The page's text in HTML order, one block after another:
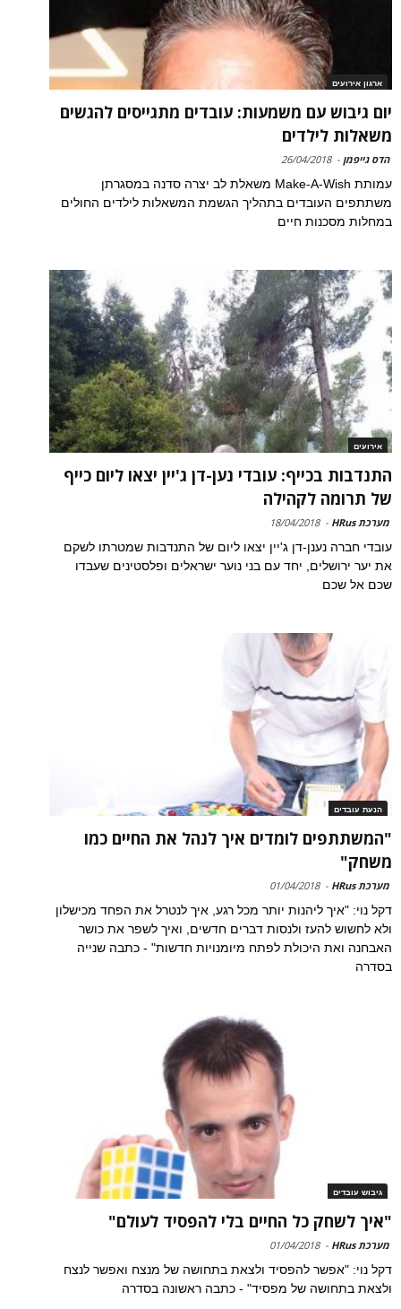
ארגון אירועים
יום גיבוש עם משמעות: עובדים מתגייסים להגשים
משאלות לילדים
הדס גייפמן -
26/04/2018
עמותת Make-A-Wish משאלת לב יצרה סדנה במסגרתן
משתתפים העובדים בתהליך הגשמת המשאלות לילדים החולים
במחלות מסכנות חיים
אירועים
התנדבות בכייף: עובדי נען-דן ג'יין יצאו ליום כייף
של תרומה לקהילה
מערכת HRus -
18/04/2018
עובדי חברה נענן-דן ג'יין יצאו ליום של התנדבות שמטרתו לשקם
את יער ירושלים, יחד עם בני נוער ישראלים ופלסטינים שעבדו
שכם אל שכם
הנעת עובדים
"המשתתפים לומדים איך לנהל את החיים כמו
משחק"
מערכת HRus -
01/04/2018
דקל נוי: "איך ליהנות יותר מכל רגע, איך לנטרל את הפחד מכישלון
ולא לחשוש להעז ולנסות דברים חדשים, ואיך לשפר את כושר
האבחנה ואת היכולת לפתח מיומנויות חדשות" - כתבה שנייה
בסדרה
גיבוש עובדים
"איך לשחק כל החיים בלי להפסיד לעולם"
מערכת HRus -
01/04/2018
דקל נוי: "אפשר להפסיד ולצאת בתחושה של מנצח ואפשר לנצח
ולצאת בתחושה של מפסיד" - כתבה ראשונה בסדרה